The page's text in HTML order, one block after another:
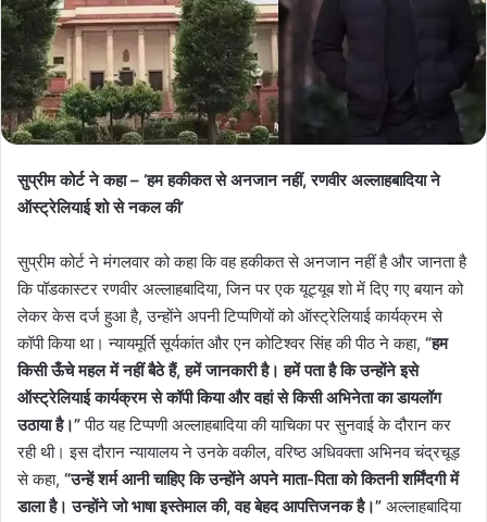
सुप्रीम कोर्ट ने कहा – ‘हम हकीकत से अनजान नहीं, रणवीर अल्लाहबादिया ने
ऑस्ट्रेलियाई शो से नकल की’
सुप्रीम कोर्ट ने मंगलवार को कहा कि वह हकीकत से अनजान नहीं है और जानता है
कि पॉडकास्टर रणवीर अल्लाहबादिया, जिन पर एक यूट्यूब शो में दिए गए बयान को
लेकर केस दर्ज हुआ है, उन्होंने अपनी टिप्पणियों को ऑस्ट्रेलियाई कार्यक्रम से
कॉपी किया था। न्यायमूर्ति सूर्यकांत और एन कोटिश्वर सिंह की पीठ ने कहा, “हम
किसी ऊँचे महल में नहीं बैठे हैं, हमें जानकारी है। हमें पता है कि उन्होंने इसे
ऑस्ट्रेलियाई कार्यक्रम से कॉपी किया और वहां से किसी अभिनेता का डायलॉग
उठाया है।”पीठ यह टिप्पणी अल्लाहबादिया की याचिका पर सुनवाई के दौरान कर
रही थी। इस दौरान न्यायालय ने उनके वकील, वरिष्ठ अधिवक्ता अभिनव चंद्रचूड़
से कहा, “उन्हें शर्म आनी चाहिए कि उन्होंने अपने माता-पिता को कितनी शर्मिंदगी में
डाला है। उन्होंने जो भाषा इस्तेमाल की, वह बेहद आपत्तिजनक है।” अल्लाहबादिया